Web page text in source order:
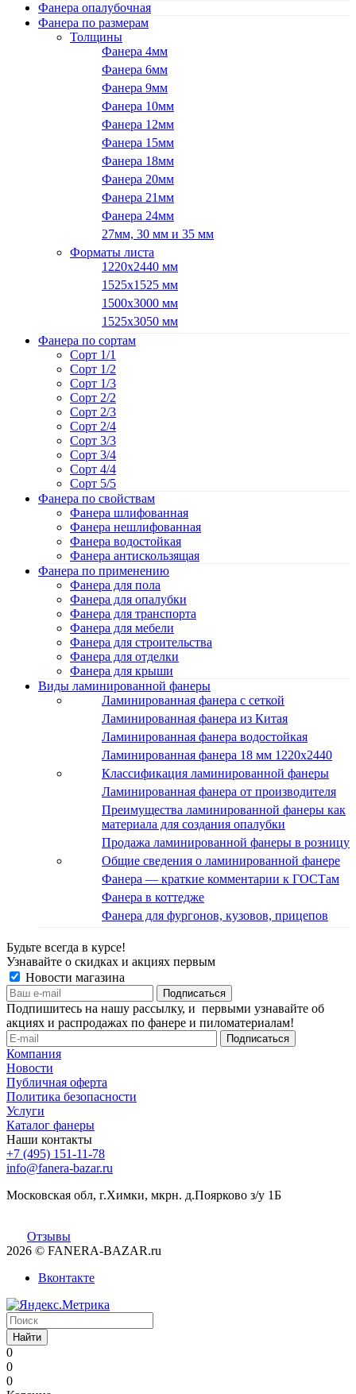
Фанера опалубочная
Фанера по размерам
Толщины
Фанера 4мм
Фанера 6мм
Фанера 9мм
Фанера 10мм
Фанера 12мм
Фанера 15мм
Фанера 18мм
Фанера 20мм
Фанера 21мм
Фанера 24мм
27мм, 30 мм и 35 мм
Форматы листа
1220х2440 мм
1525х1525 мм
1500х3000 мм
1525х3050 мм
Фанера по сортам
Сорт 1/1
Сорт 1/2
Сорт 1/3
Сорт 2/2
Сорт 2/3
Сорт 2/4
Сорт 3/3
Сорт 3/4
Сорт 4/4
Сорт 5/5
Фанера по свойствам
Фанера шлифованная
Фанера нешлифованная
Фанера водостойкая
Фанера антискользящая
Фанера по применению
Фанера для пола
Фанера для опалубки
Фанера для транспорта
Фанера для мебели
Фанера для строительства
Фанера для отделки
Фанера для крыши
Виды ламинированной фанеры
Ламинированная фанера с сеткой
Ламинированная фанера из Китая
Ламинированная фанера водостойкая
Ламинированная фанера 18 мм 1220x2440
Классификация ламинированной фанеры
Ламинированная фанера от производителя
Преимущества ламинированной фанеры как
материала для создания опалубки
Продажа ламинированной фанеры в розницу
Общие сведения о ламинированной фанере
Фанера — краткие комментарии к ГОСТам
Фанера в коттедже
Фанера для фургонов, кузовов, прицепов
Будьте всегда в курсе!
Узнавайте о скидках и акциях первым
Новости магазина
Подпишитесь на нашу рассылку, и первыми узнавайте об
акциях и распродажах по фанере и пиломатериалам!
Компания
Новости
Публичная оферта
Политика безопасности
Услуги
Каталог фанеры
Наши контакты
+7 (495) 151-11-78
info@fanera-bazar.ru
Московская обл, г.Химки, мкрн. д.Поярково з/у 1Б
Отзывы
2026 © FANERA-BAZAR.ru
Вконтакте
Найти
0
0
0